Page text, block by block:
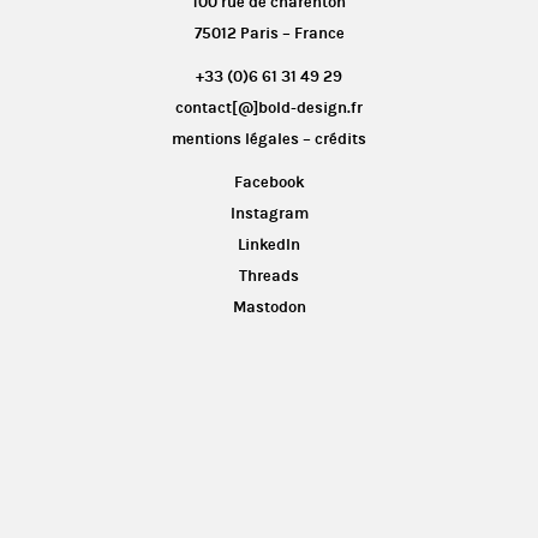
75012 Paris – France
+33 (0)6 61 31 49 29
contact[@]bold-design.fr
mentions légales – crédits
Facebook
Instagram
LinkedIn
Threads
Mastodon